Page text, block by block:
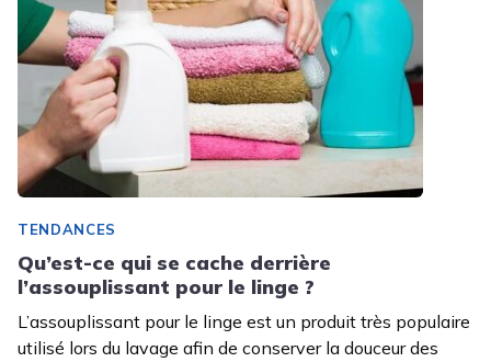
TENDANCES
Qu’est-ce qui se cache derrière
l’assouplissant pour le linge ?
L’assouplissant pour le linge est un produit très populaire
utilisé lors du lavage afin de conserver la douceur des